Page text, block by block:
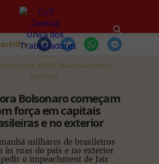
HOME
ÚNICA DOS TRABALHADORES
NOTÍCIAS
Bolsonaro começam
força em capitais
e no exterior
milhares de brasileiros
às ruas do país e no exterior
o impeachment de Jair